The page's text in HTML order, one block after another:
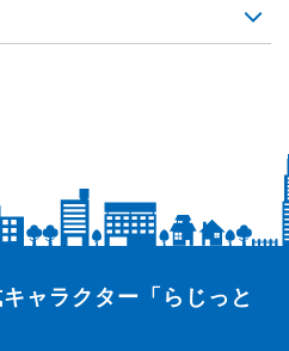
ャラクター「らじっと